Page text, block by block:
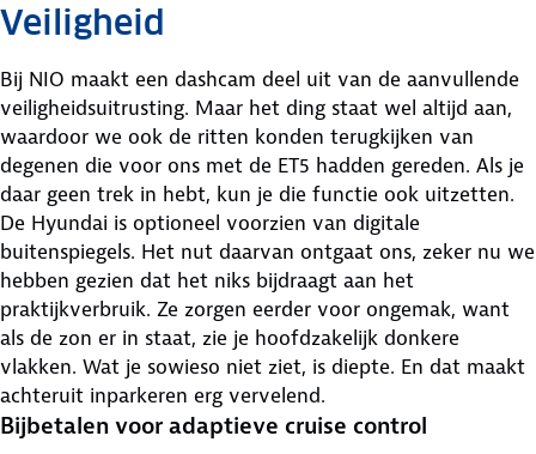
Veiligheid
Bij NIO maakt een dashcam deel uit van de aanvullende
veiligheidsuitrusting. Maar het ding staat wel altijd aan,
waardoor we ook de ritten konden terugkijken van
degenen die voor ons met de ET5 hadden gereden. Als je
daar geen trek in hebt, kun je die functie ook uitzetten.
De Hyundai is optioneel voorzien van digitale
buitenspiegels. Het nut daarvan ontgaat ons, zeker nu we
hebben gezien dat het niks bijdraagt aan het
praktijkverbruik. Ze zorgen eerder voor ongemak, want
als de zon er in staat, zie je hoofdzakelijk donkere
vlakken. Wat je sowieso niet ziet, is diepte. En dat maakt
achteruit inparkeren erg vervelend.
Bijbetalen voor adaptieve cruise control